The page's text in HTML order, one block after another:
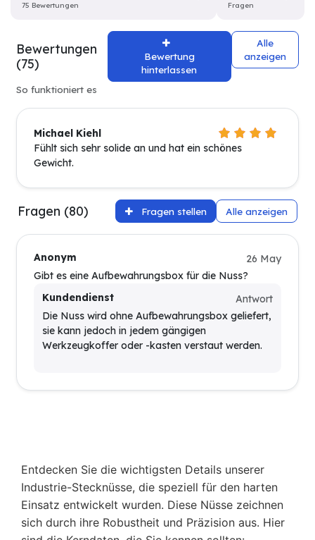
75 Bewertungen Fragen
Bewertungen
(75)
Bewertung
hinterlassen
Alle
anzeigen
So funktioniert es
Michael Kiehl
Fühlt sich sehr solide an und hat ein schönes
Gewicht.
Fragen (80) Fragen stellen Alle anzeigen
Anonym
26 May
Gibt es eine Aufbewahrungsbox für die Nuss?
Kundendienst
Antwort
Die Nuss wird ohne Aufbewahrungsbox geliefert,
sie kann jedoch in jedem gängigen
Werkzeugkoffer oder -kasten verstaut werden.
Entdecken Sie die wichtigsten Details unserer
Industrie-Stecknüsse, die speziell für den harten
Einsatz entwickelt wurden. Diese Nüsse zeichnen
sich durch ihre Robustheit und Präzision aus. Hier